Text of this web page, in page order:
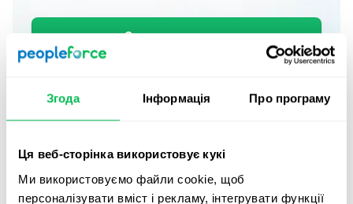
Згода Інформація Про програму
Ця веб-сторінка використовує кукі
Ми використовуємо файли cookie, щоб
персоналізувати вміст і рекламу, інтегрувати функції
Замовити демо